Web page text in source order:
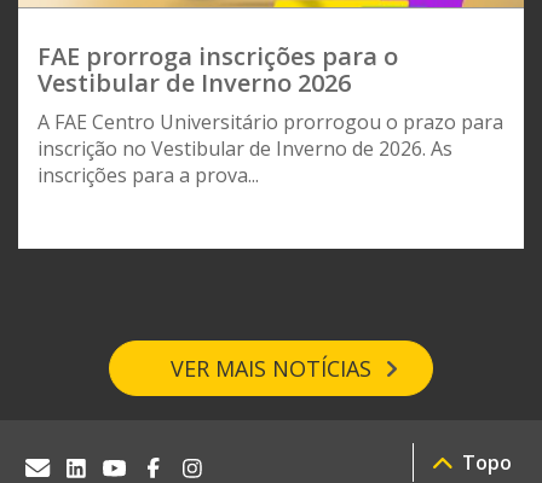
FAE prorroga inscrições para o
Vestibular de Inverno 2026
A FAE Centro Universitário prorrogou o prazo para
inscrição no Vestibular de Inverno de 2026. As
inscrições para a prova...
VER MAIS NOTÍCIAS
Topo